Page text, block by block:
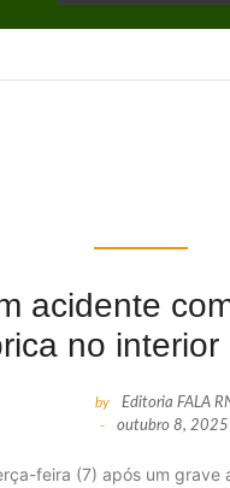
acidente
no interior
by Editoria FALA
- outubro 8, 2025
feira (7) após um